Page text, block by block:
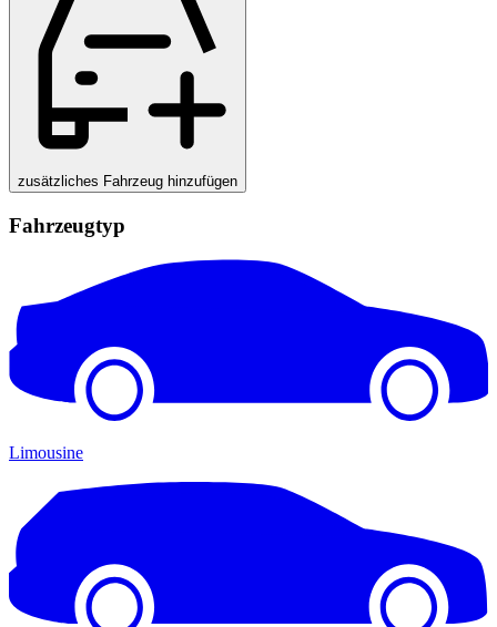
zusätzliches Fahrzeug hinzufügen
Fahrzeugtyp
Limousine